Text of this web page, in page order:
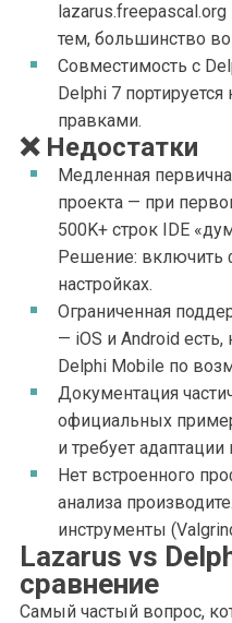
тем, большинство
Совместимость с
Delphi 7
правками.
❌ Недостатки
Медленная
проекта — при
500K+ строк IDE
Решение: включить
настройках.
Ограниченная
— iOS и Android есть,
Delphi Mobile по
Документация
официальных
и требует адаптации
Нет встроенного
анализа
инструменты
Lazarus vs
сравнение
Самый частый вопрос,